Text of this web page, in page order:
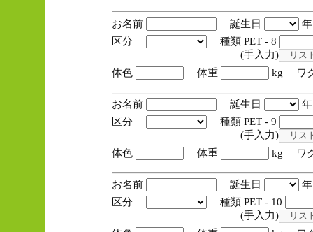
お名前 誕生日
区分
種類 PET - 8
(手入力)
体色
体重 kg ワ
お名前 誕生日
区分
種類 PET - 9
(手入力)
体色
体重 kg ワ
お名前 誕生日
区分
種類 PET - 10
(手入力)